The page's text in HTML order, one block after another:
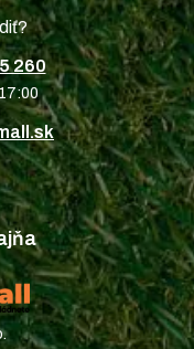
260